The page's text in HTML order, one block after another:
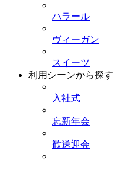
ハラール
ヴィーガン
スイーツ
利用シーンから探す
入社式
忘新年会
歓送迎会